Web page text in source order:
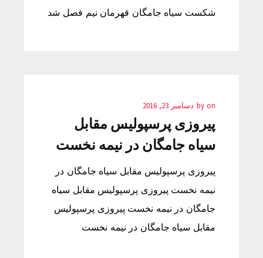
شکست سیاه جامگان قهرمان نیم فصل شد
by on دسامبر 23, 2016
پیروزی پرسپولیس مقابل
سیاه جامگان در نیمه نخست
پیروزی پرسپولیس مقابل سیاه جامگان در
نیمه نخست پیروزی پرسپولیس مقابل سیاه
جامگان در نیمه نخست پیروزی پرسپولیس
مقابل سیاه جامگان در نیمه نخست